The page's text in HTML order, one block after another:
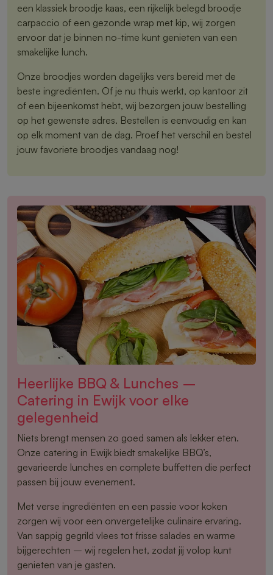
een klassiek broodje kaas, een rijkelijk belegd broodje
carpaccio of een gezonde wrap met kip, wij zorgen
ervoor dat je binnen no-time kunt genieten van een
smakelijke lunch.
Onze broodjes worden dagelijks vers bereid met de
beste ingrediënten. Of je nu thuis werkt, op kantoor zit
of een bijeenkomst hebt, wij bezorgen jouw bestelling
op het gewenste adres. Bestellen is eenvoudig en kan
op elk moment van de dag. Proef het verschil en bestel
jouw favoriete broodjes vandaag nog!
Heerlijke BBQ & Lunches –
Catering in Ewijk voor elke
gelegenheid
Niets brengt mensen zo goed samen als lekker eten.
Onze catering in Ewijk biedt smakelijke BBQ’s,
gevarieerde lunches en complete buffetten die perfect
passen bij jouw evenement.
Met verse ingrediënten en een passie voor koken
zorgen wij voor een onvergetelijke culinaire ervaring.
Van sappig gegrild vlees tot frisse salades en warme
bijgerechten – wij regelen het, zodat jij volop kunt
genieten van je gasten.